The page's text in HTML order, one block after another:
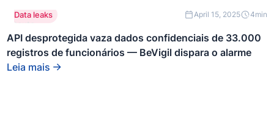
Este é um
texto
dentro de
um bloco
div.
Data leaks April 15, 2025 4min
API desprotegida vaza dados confidenciais de 33.000
registros de funcionários — BeVigil dispara o alarme
Leia mais